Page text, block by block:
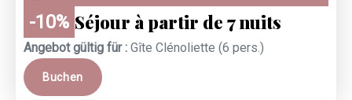
-10% Séjour à partir de 7 nuits
Angebot gültig für : Gîte Clénoliette (6 pers.)
Buchen